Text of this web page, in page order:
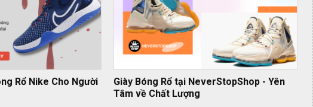
Rổ Nike Cho Người
Giày Bóng Rổ tại NeverStopShop - Yên
Tâm về Chất Lượng